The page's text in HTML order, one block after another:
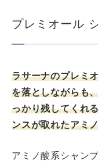
プレミオール
ラサーナのプレミ
を落としながらも
っかり残してくれ
ンスが取れたアミ
アミノ酸系シャン